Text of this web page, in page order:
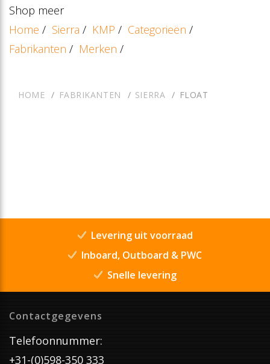
Shop meer
Home / Sierra / KMP / Categorieën /
Fabrikanten / Merken /
HOME FABRIKANTEN SIERRA FLOAT
Levering uit voorraad
Inboard, Outboard & PWC
Snelle levering
Contactgegevens
Telefoonnummer:
+31-(0)598-350 333